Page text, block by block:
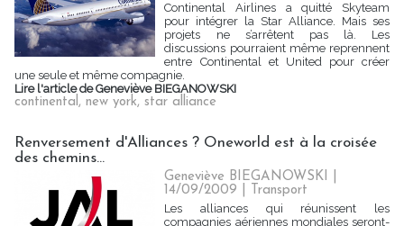
Continental Airlines a quitté Skyteam
pour intégrer la Star Alliance. Mais ses
projets ne s’arrêtent pas là. Les
discussions pourraient même reprennent
entre Continental et United pour créer
une seule et même compagnie.
Lire l'article de Geneviève BIEGANOWSKI
continental, new york, star alliance
Renversement d'Alliances ? Oneworld est à la croisée
des chemins...
Geneviève BIEGANOWSKI |
14/09/2009
Transport
Les alliances qui réunissent les
compagnies aériennes mondiales seront-